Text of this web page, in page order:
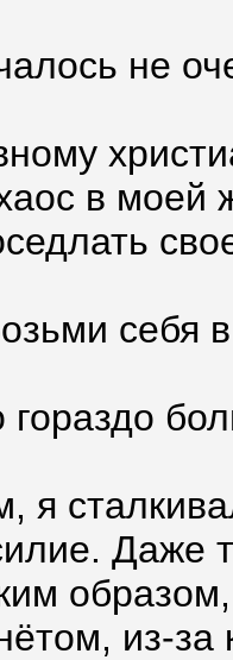
не
в моей
себя
я
Даже
из-за